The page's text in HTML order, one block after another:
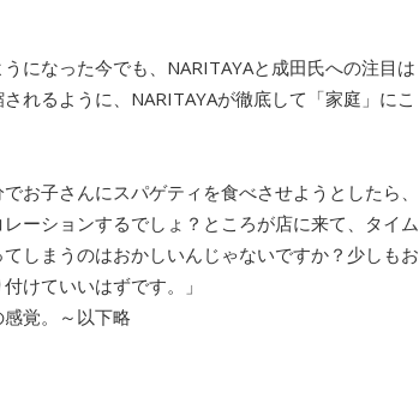
になった今でも、NARITAYAと成田氏への注目は
れるように、NARITAYAが徹底して「家庭」にこ
お子さんにスパゲティを食べさせようとしたら、
ーションするでしょ？ところが店に来て、タイム
しまうのはおかしいんじゃないですか？少しもお
けていいはずです。」
覚。～以下略